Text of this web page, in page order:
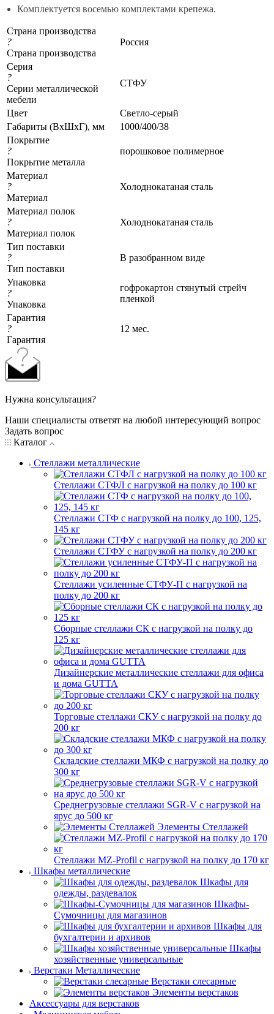
Комплектуется восемью комплектами крепежа.
Страна производства
?
Страна производства
Россия
Серия
?
Серии металлической
мебели
СТФУ
Цвет
Светло-серый
Габариты (ВхШхГ), мм
1000/400/38
Покрытие
?
Покрытие металла
порошковое полимерное
Материал
?
Материал
Холоднокатаная сталь
Материал полок
?
Материал полок
Холоднокатаная сталь
Тип поставки
?
Тип поставки
В разобранном виде
Упаковка
?
Упаковка
гофрокартон стянутый стрейч
пленкой
Гарантия
?
Гарантия
12 мес.
Нужна консультация?
Наши специалисты ответят на любой интересующий вопрос
Задать вопрос
Каталог
Стеллажи металлические
Стеллажи СТФЛ с нагрузкой на полку до 100 кг
Стеллажи СТФ с нагрузкой на полку до 100, 125,
145 кг
Стеллажи СТФУ с нагрузкой на полку до 200 кг
Стеллажи усиленные СТФУ-П с нагрузкой на
полку до 200 кг
Сборные стеллажи СК с нагрузкой на полку до
125 кг
Дизайнерские металлические стеллажи для офиса
и дома GUTTA
Торговые стеллажи СКУ с нагрузкой на полку до
200 кг
Складские стеллажи МКФ с нагрузкой на полку до
300 кг
Среднегрузовые стеллажи SGR-V с нагрузкой на
ярус до 500 кг
Элементы Стеллажей
Стеллажи MZ-Profil с нагрузкой на полку до 170 кг
Шкафы металлические
Шкафы для
одежды, раздевалок
Шкафы-
Сумочницы для магазинов
Шкафы для
бухгалтерии и архивов
Шкафы
хозяйственные универсальные
Верстаки Металлические
Верстаки слесарные
Элементы верстаков
Аксессуары для верстаков